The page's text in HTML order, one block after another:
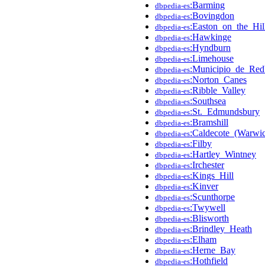
dbpedia-es:Barming
dbpedia-es:Bovingdon
dbpedia-es
dbpedia-es:Hawkinge
dbpedia-es:Hyndburn
dbpedia-es:Limehouse
dbpedia-es
dbpedia-es:Norton_Canes
dbpedia-es:Ribble_Valley
dbpedia-es:Southsea
dbpedia-es:St._Edmundsbury
dbpedia-es:Bramshill
dbpedia-es
dbpedia-es:Filby
dbpedia-es:Hartley_Wintney
dbpedia-es:Irchester
dbpedia-es:Kings_Hill
dbpedia-es:Kinver
dbpedia-es:Scunthorpe
dbpedia-es:Twywell
dbpedia-es:Blisworth
dbpedia-es:Brindley_Heath
dbpedia-es:Elham
dbpedia-es:Herne_Bay
dbpedia-es:Hothfield